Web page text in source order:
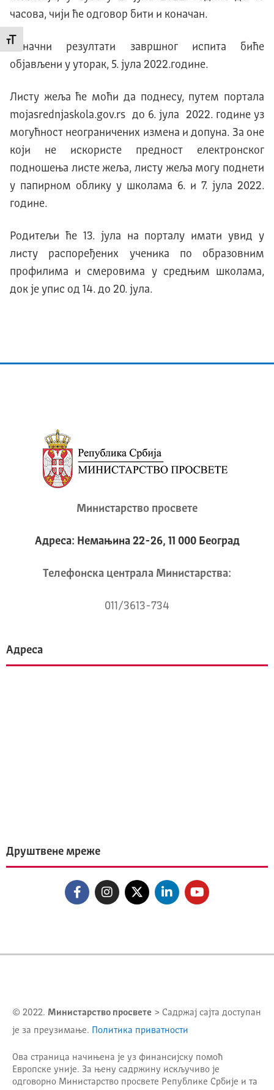
Промени величину слова
часова, чији ће одговор бити и коначан.
Коначни резултати завршног испита биће
објављени у уторак, 5. јула 2022.године.
Листу жеља ће моћи да поднесу, путем портала
mojasrednjaskola.gov.rs до 6. јула 2022. године уз
могућност неограничених измена и допуна. За оне
који не искористе предност електронског
подношења листе жеља, листу жеља могу поднети
у папирном облику у школама 6. и 7. јула 2022.
године.
Родитељи ће 13. јула на порталу имати увид у
листу распоређених ученика по образовним
профилима и смеровима у средњим школама,
док је упис од 14. до 20. јула.
Министарство просвете
Адреса: Немањина 22-26, 11 000 Београд
Телeфонска централа Mинистарства:
011/3613-734
Адреса
Друштвене мреже
© 2022. Министарство просвете > Садржај сајта доступан
је за преузимање.
Политика приватности
Ова страница начињена је уз финансијску помоћ
Европске уније. За њену садржину искључиво је
одговорно Министарство просвете Републике Србије и та